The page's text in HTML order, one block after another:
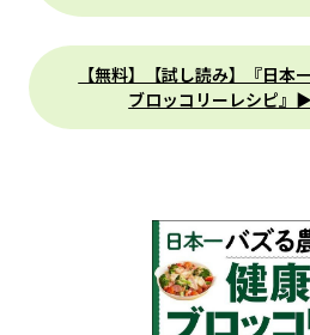
【無料】【試し読み】『日本
ブロッコリーレシピ』